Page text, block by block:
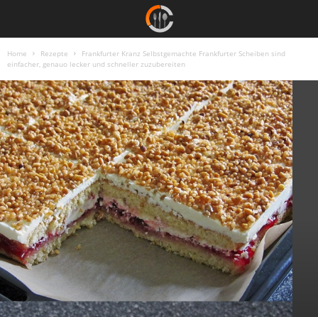
Home Rezepte
Frankfurter Kranz Selbstgemachte Frankfurter Scheiben sind
einfacher, genauo lecker und schneller zuzubereiten